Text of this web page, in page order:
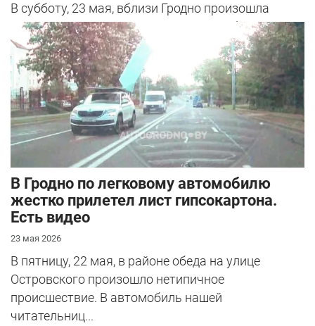
В субботу, 23 мая, вблизи Гродно произошла
серьезная авария – столкнулись Mazda и
Peugeot. Читатель АвтоГродно поделился...
В Гродно по легковому автомобилю
жестко прилетел лист гипсокартона.
Есть видео
23 мая 2026
В пятницу, 22 мая, в районе обеда на улице
Островского произошло нетипичное
происшествие. В автомобиль нашей
читательниц...